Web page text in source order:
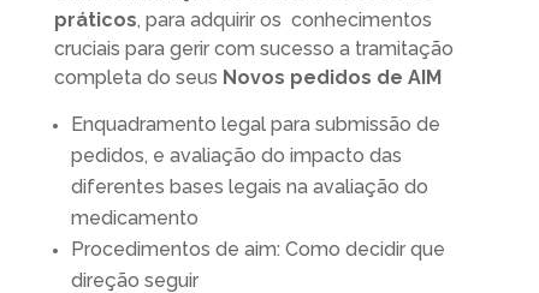
práticos, para adquirir os conhecimentos
cruciais para gerir com sucesso a tramitação
completa do seus Novos pedidos de AIM
Enquadramento legal para submissão de
pedidos, e avaliação do impacto das
diferentes bases legais na avaliação do
medicamento
Procedimentos de aim: Como decidir que
direção seguir